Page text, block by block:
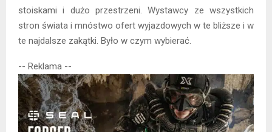
stoiskami i dużo przestrzeni. Wystawcy ze wszystkich
stron świata i mnóstwo ofert wyjazdowych w te bliższe i w
te najdalsze zakątki. Było w czym wybierać.
-- Reklama --